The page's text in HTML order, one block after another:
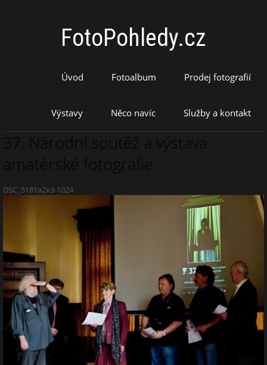
FotoPohledy.cz
Úvod Fotoalbum Prodej fotografií
Výstavy Něco navíc Služby a kontakt
37. Národní soutěž a výstava
amatérské fotografie
DSC_5181a2x3-1024